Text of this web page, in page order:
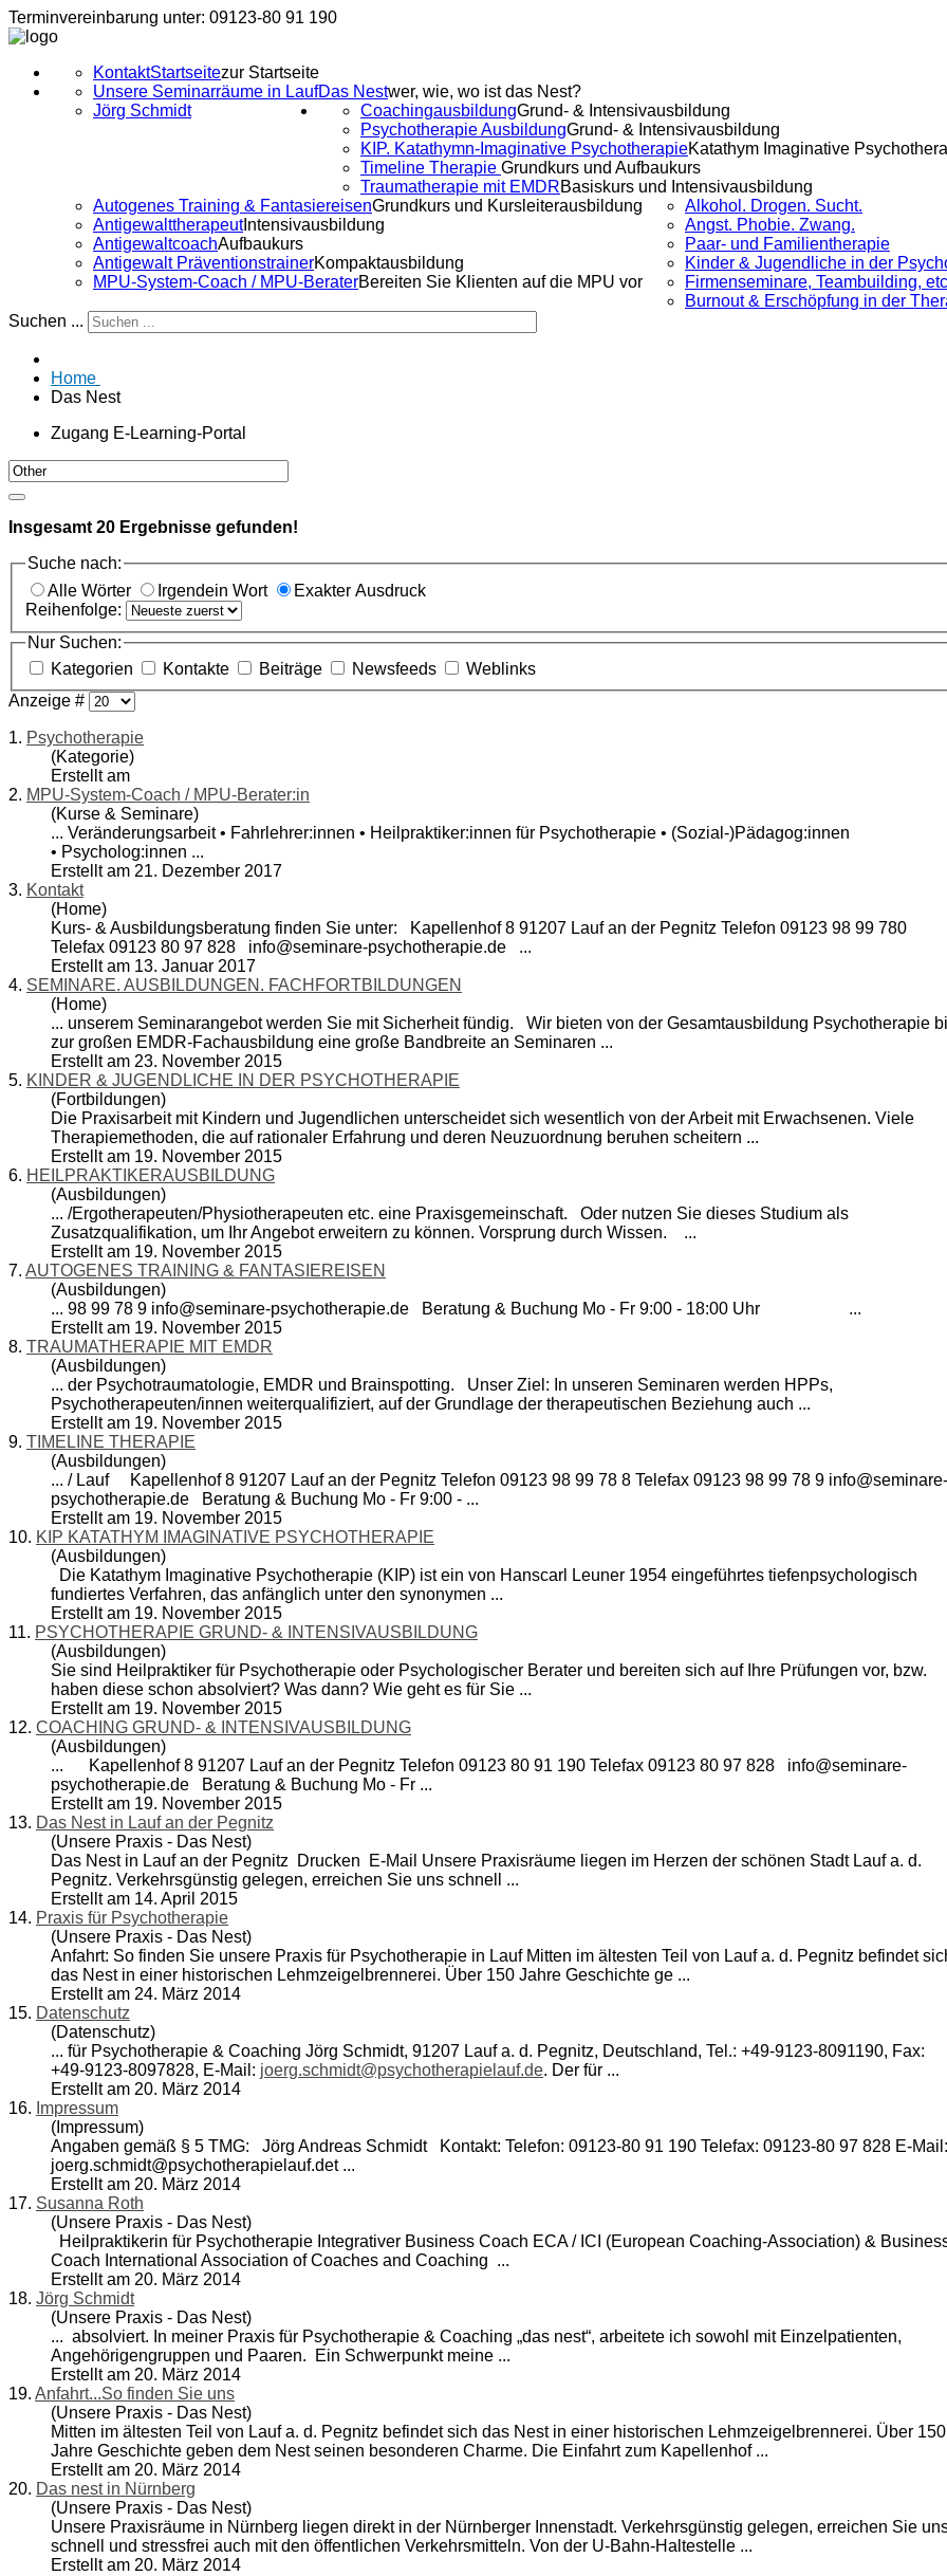
Terminvereinbarung unter: 09123-80 91 190
Startseitezur Startseite
Kontakt
Das Nestwer, wie, wo ist das Nest?
Unsere Seminarräume in Lauf
Jörg Schmidt
CoachingausbildungGrund- & Intensivausbildung
Psychotherapie AusbildungGrund- & Intensivausbildung
KIP. Katathymn-Imaginative PsychotherapieKatathym Imaginative
Timeline Therapie Grundkurs und Aufbaukurs
Traumatherapie mit EMDRBasiskurs und Intensivausbildung
Autogenes Training & FantasiereisenGrundkurs und Kursleiterausbildung
AntigewalttherapeutIntensivausbildung
AntigewaltcoachAufbaukurs
Antigewalt PräventionstrainerKompaktausbildung
MPU-System-Coach / MPU-BeraterBereiten Sie Klienten auf die MPU vor
Alkohol. Drogen. Sucht.
Angst. Phobie. Zwang.
Paar- und Familientherapie
Kinder & Jugendliche in der
Firmenseminare, Teambuilding,
Burnout & Erschöpfung in der
Suchen ...
Home
Das Nest
Zugang E-Learning-Portal
Insgesamt 20 Ergebnisse gefunden!
Suche nach:
Alle Wörter
Irgendein Wort
Exakter Ausdruck
Reihenfolge:
Nur Suchen:
Kategorien
Kontakte Beiträge Newsfeeds
Weblinks
Anzeige #
1. Psychotherapie
(Kategorie)
Erstellt am
2. MPU-System-Coach / MPU-Berater:in
(Kurse & Seminare)
... Veränderungsarbeit • Fahrlehrer:innen • Heilpraktiker:innen für Psychotherapie • (Sozial-)Pädagog:innen
• Psycholog:innen ...
Erstellt am 21. Dezember 2017
3. Kontakt
(Home)
Kurs- & Ausbildungsberatung finden Sie unter: Kapellenhof 8 91207 Lauf an der Pegnitz Telefon 09123 98 99 780
Telefax 09123 80 97 828 info@seminare-psychotherapie.de ...
Erstellt am 13. Januar 2017
4. SEMINARE. AUSBILDUNGEN. FACHFORTBILDUNGEN
(Home)
... unserem Seminarangebot werden Sie mit Sicherheit fündig. Wir bieten von der Gesamtausbildung Psychotherapie
zur großen EMDR-Fachausbildung eine große Bandbreite an Seminaren ...
Erstellt am 23. November 2015
5. KINDER & JUGENDLICHE IN DER PSYCHOTHERAPIE
(Fortbildungen)
Die Praxisarbeit mit Kindern und Jugendlichen unterscheidet sich wesentlich von der Arbeit mit Erwachsenen. Viele
Therapiemethoden, die auf rationaler Erfahrung und deren Neuzuordnung beruhen scheitern ...
Erstellt am 19. November 2015
6. HEILPRAKTIKERAUSBILDUNG
(Ausbildungen)
... /Ergotherapeuten/Physiotherapeuten etc. eine Praxisgemeinschaft. Oder nutzen Sie dieses Studium als
Zusatzqualifikation, um Ihr Angebot erweitern zu können. Vorsprung durch Wissen. ...
Erstellt am 19. November 2015
7. AUTOGENES TRAINING & FANTASIEREISEN
(Ausbildungen)
... 98 99 78 9 info@seminare-psychotherapie.de Beratung & Buchung Mo - Fr 9:00 - 18:00 Uhr ...
Erstellt am 19. November 2015
8. TRAUMATHERAPIE MIT EMDR
(Ausbildungen)
... der Psychotraumatologie, EMDR und Brainspotting. Unser Ziel: In unseren Seminaren werden HPPs,
Psychotherapeuten/innen weiterqualifiziert, auf der Grundlage der therapeutischen Beziehung auch ...
Erstellt am 19. November 2015
9. TIMELINE THERAPIE
(Ausbildungen)
... / Lauf Kapellenhof 8 91207 Lauf an der Pegnitz Telefon 09123 98 99 78 8 Telefax 09123 98 99 78 9 info@seminare-
psychotherapie.de Beratung & Buchung Mo - Fr 9:00 - ...
Erstellt am 19. November 2015
10. KIP KATATHYM IMAGINATIVE PSYCHOTHERAPIE
(Ausbildungen)
Die Katathym Imaginative Psychotherapie (KIP) ist ein von Hanscarl Leuner 1954 eingeführtes tiefenpsychologisch
fundiertes Verfahren, das anfänglich unter den synonymen ...
Erstellt am 19. November 2015
11. PSYCHOTHERAPIE GRUND- & INTENSIVAUSBILDUNG
(Ausbildungen)
Sie sind Heilpraktiker für Psychotherapie oder Psychologischer Berater und bereiten sich auf Ihre Prüfungen vor, bzw.
haben diese schon absolviert? Was dann? Wie geht es für Sie ...
Erstellt am 19. November 2015
12. COACHING GRUND- & INTENSIVAUSBILDUNG
(Ausbildungen)
... Kapellenhof 8 91207 Lauf an der Pegnitz Telefon 09123 80 91 190 Telefax 09123 80 97 828 info@seminare-
psychotherapie.de Beratung & Buchung Mo - Fr ...
Erstellt am 19. November 2015
13. Das Nest in Lauf an der Pegnitz
(Unsere Praxis - Das Nest)
Das Nest in Lauf an der Pegnitz Drucken E-Mail Unsere Praxisräume liegen im Herzen der schönen Stadt Lauf a. d.
Pegnitz. Verkehrsgünstig gelegen, erreichen Sie uns schnell ...
Erstellt am 14. April 2015
14. Praxis für Psychotherapie
(Unsere Praxis - Das Nest)
Anfahrt: So finden Sie unsere Praxis für Psychotherapie in Lauf Mitten im ältesten Teil von Lauf a. d. Pegnitz befindet
das Nest in einer historischen Lehmzeigelbrennerei. Über 150 Jahre Geschichte ge ...
Erstellt am 24. März 2014
15. Datenschutz
(Datenschutz)
... für Psychotherapie & Coaching Jörg Schmidt, 91207 Lauf a. d. Pegnitz, Deutschland, Tel.: +49-9123-8091190, Fax:
+49-9123-8097828, E-Mail: joerg.schmidt@psychotherapielauf.de. Der für ...
Erstellt am 20. März 2014
16. Impressum
(Impressum)
Angaben gemäß § 5 TMG: Jörg Andreas Schmidt Kontakt: Telefon: 09123-80 91 190 Telefax: 09123-80 97 828 E-Mail:
joerg.schmidt@psychotherapielauf.det ...
Erstellt am 20. März 2014
17. Susanna Roth
(Unsere Praxis - Das Nest)
Heilpraktikerin für Psychotherapie Integrativer Business Coach ECA / ICI (European Coaching-Association) &
Coach International Association of Coaches and Coaching ...
Erstellt am 20. März 2014
18. Jörg Schmidt
(Unsere Praxis - Das Nest)
... absolviert. In meiner Praxis für Psychotherapie & Coaching „das nest“, arbeitete ich sowohl mit Einzelpatienten,
Angehörigengruppen und Paaren. Ein Schwerpunkt meine ...
Erstellt am 20. März 2014
19. Anfahrt...So finden Sie uns
(Unsere Praxis - Das Nest)
Mitten im ältesten Teil von Lauf a. d. Pegnitz befindet sich das Nest in einer historischen Lehmzeigelbrennerei. Über 150
Jahre Geschichte geben dem Nest seinen besonderen Charme. Die Einfahrt zum Kapellenhof ...
Erstellt am 20. März 2014
20. Das nest in Nürnberg
(Unsere Praxis - Das Nest)
Unsere Praxisräume in Nürnberg liegen direkt in der Nürnberger Innenstadt. Verkehrsgünstig gelegen, erreichen Sie
schnell und stressfrei auch mit den öffentlichen Verkehrsmitteln. Von der U-Bahn-Haltestelle ...
Erstellt am 20. März 2014